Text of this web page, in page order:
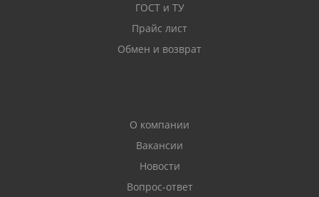
ГОСТ и ТУ
Прайс лист
Обмен и возврат
О компании
Вакансии
Новости
Вопрос-ответ